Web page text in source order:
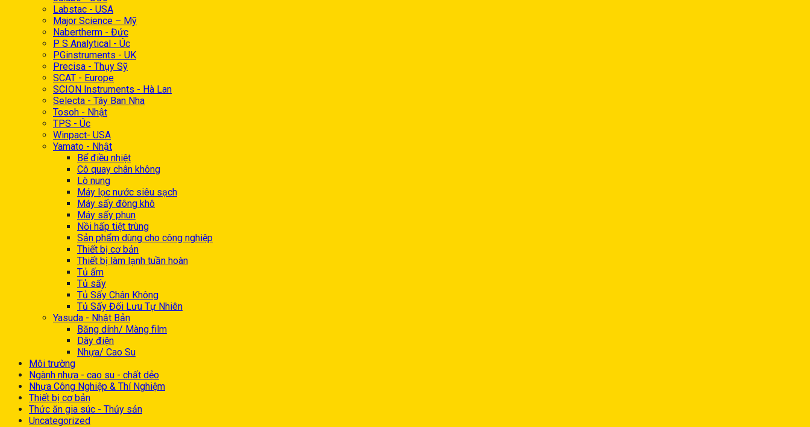
Labstac - USA
Major Science – Mỹ
Nabertherm - Đức
P S Analytical - Úc
PGinstruments - UK
Precisa - Thụy Sỹ
SCAT - Europe
SCION Instruments - Hà Lan
Selecta - Tây Ban Nha
Tosoh - Nhật
TPS - Úc
Winpact- USA
Yamato - Nhật
Bể điều nhiệt
Cô quay chân không
Lò nung
Máy lọc nước siêu sạch
Máy sấy đông khô
Máy sấy phun
Nồi hấp tiệt trùng
Sản phẩm dùng cho công nghiệp
Thiết bị cơ bản
Thiết bị làm lạnh tuần hoàn
Tủ ấm
Tủ sấy
Tủ Sấy Chân Không
Tủ Sấy Đối Lưu Tự Nhiên
Yasuda - Nhật Bản
Băng dính/ Màng film
Dây điện
Nhựa/ Cao Su
Môi trường
Ngành nhựa - cao su - chất dẻo
Nhựa Công Nghiệp & Thí Nghiệm
Thiết bị cơ bản
Thức ăn gia súc - Thủy sản
Uncategorized